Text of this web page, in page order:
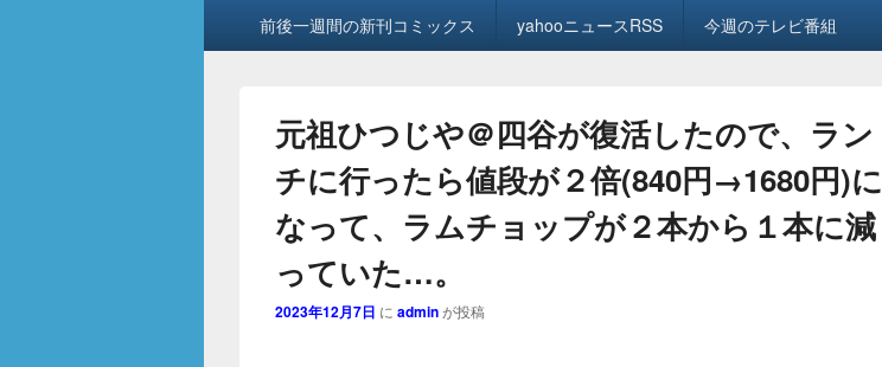
前後一週間の新刊コミックス yahooニュースRSS 今週のテレビ番組
元祖ひつじや＠四谷が復活したので、ラン
チに行ったら値段が２倍(840円→1680円)に
なって、ラムチョップが２本から１本に減
っていた…。
2023年12月7日 に adminが投稿